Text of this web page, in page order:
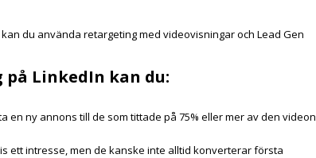
du använda retargeting med videovisningar och Lead Gen
LinkedIn kan du:
ny annons till de som tittade på 75% eller mer av den
ett intresse, men de kanske inte alltid konverterar första